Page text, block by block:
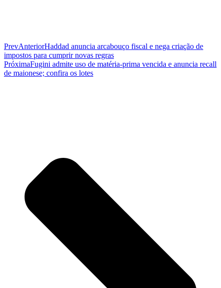
PrevAnteriorHaddad anuncia arcabouço fiscal e nega criação de
impostos para cumprir novas regras
PróximaFugini admite uso de matéria-prima vencida e anuncia recall
de maionese; confira os lotes